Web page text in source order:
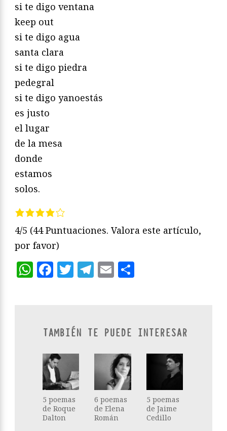
si te digo ventana
keep out
si te digo agua
santa clara
si te digo piedra
pedegral
si te digo yanoestás
es justo
el lugar
de la mesa
donde
estamos
solos.
4/5 (44 Puntuaciones. Valora este artículo,
por favor)
WhatsApp
Facebook
Twitter
Telegram
Email
TAMBIÉN TE PUEDE INTERESAR
5 poemas
de Roque
Dalton
6 poemas
de Elena
Román
5 poemas
de Jaime
Cedillo